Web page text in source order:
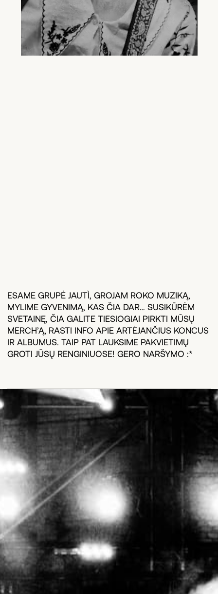
ESAME GRUPĖ JAUTÌ, GROJAM ROKO MUZIKĄ,
MYLIME GYVENIMĄ, KAS ČIA DAR… SUSIKŪRĖM
SVETAINĘ, ČIA GALITE TIESIOGIAI PIRKTI MŪSŲ
MERCH’Ą, RASTI INFO APIE ARTĖJANČIUS KONCUS
IR ALBUMUS. TAIP PAT LAUKSIME PAKVIETIMŲ
GROTI JŪSŲ RENGINIUOSE! GERO NARŠYMO :*